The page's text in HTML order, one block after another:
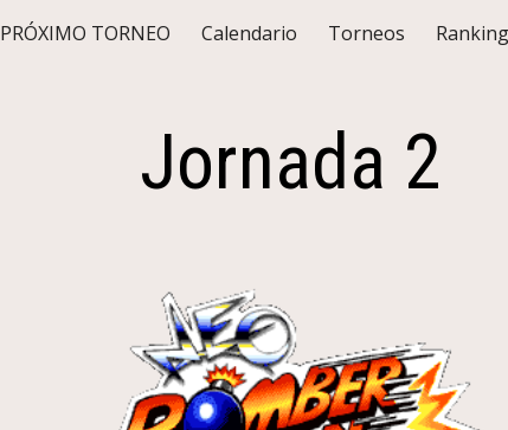
Skip to main content Skip to
PRÓXIMO TORNEO Calendario Torneos
Jornada 2